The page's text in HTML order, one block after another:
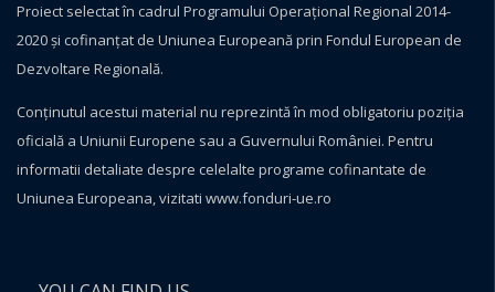
Proiect selectat în cadrul Programului Operațional Regional 2014-
2020 și cofinanțat de Uniunea Europeană prin Fondul European de
Dezvoltare Regională.
Conţinutul acestui material nu reprezintă în mod obligatoriu poziţia
oficială a Uniunii Europene sau a Guvernului României. Pentru
informatii detaliate despre celelalte programe cofinantate de
Uniunea Europeana, vizitati www.fonduri-ue.ro